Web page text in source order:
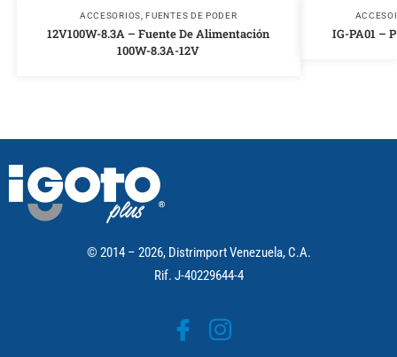
ACCESORIOS ,FUENTES DE PODER
12V100W-8.3A – Fuente De Alimentación
100W-8.3A-12V
IG-PA01 –
© 2014 – 2026, Distrimport Venezuela, C.A.
Rif. J-40229644-4